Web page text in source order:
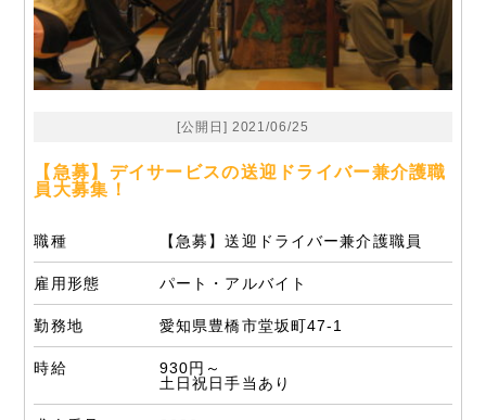
[公開日] 2021/06/25
【急募】デイサービスの送迎ドライバー兼介護職
員大募集！
職種 【急募】送迎ドライバー兼介護職員
雇用形態 パート・アルバイト
勤務地 愛知県豊橋市堂坂町47-1
時給
930円～
土日祝日手当あり